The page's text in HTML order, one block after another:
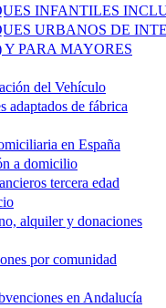
INFANTILES
URBANOS DE
Y PARA MAYORES
del Vehículo
adaptados de fábrica
en España
a domicilio
tercera edad
alquiler y donaciones
por comunidad
en Andalucía